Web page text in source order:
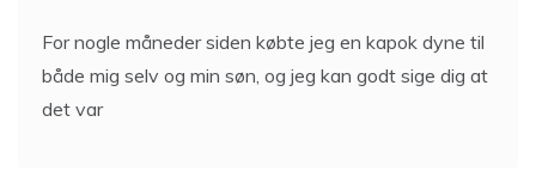
For nogle måneder siden købte jeg en kapok dyne til
både mig selv og min søn, og jeg kan godt sige dig at
det var